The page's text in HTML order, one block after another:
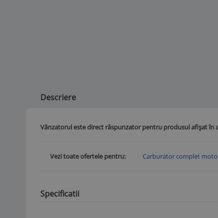
Descriere
Vânzatorul este direct răspunzator pentru produsul afișat în
Vezi toate ofertele pentru Carburator complet
Specificatii